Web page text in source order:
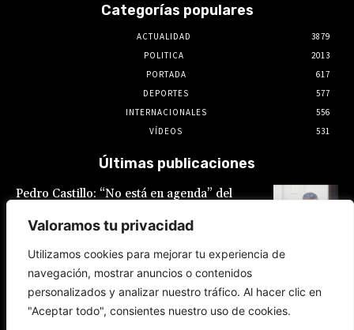
Valoramos tu privacidad
Utilizamos cookies para mejorar tu experiencia de
navegación, mostrar anuncios o contenidos
personalizados y analizar nuestro tráfico. Al hacer clic en
"Aceptar todo", consientes nuestro uso de cookies.
Categorías populares
ACTUALIDAD
3879
POLITICA
2013
PORTADA
617
DEPORTES
577
INTERNACIONALES
556
VÍDEOS
531
Últimas publicaciones
Pedro Castillo: “No está en agenda” del
Luis Galarreta
Keiko Fujimori ofrece «escudo total» a la
Policía Nacional en la lucha contra la
delincuencia